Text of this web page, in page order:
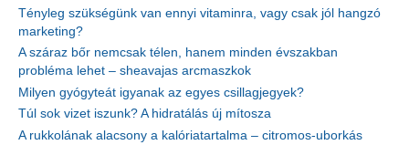
Tényleg szükségünk van ennyi vitaminra, vagy csak jól hangzó
marketing?
A száraz bőr nemcsak télen, hanem minden évszakban
probléma lehet – sheavajas arcmaszkok
Milyen gyógyteát igyanak az egyes csillagjegyek?
Túl sok vizet iszunk? A hidratálás új mítosza
A rukkolának alacsony a kalóriatartalma – citromos-uborkás